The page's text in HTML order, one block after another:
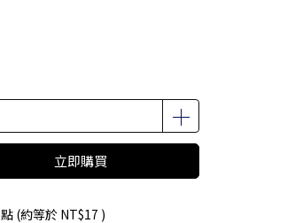
立即購買
點 (約等於 NT$17 )